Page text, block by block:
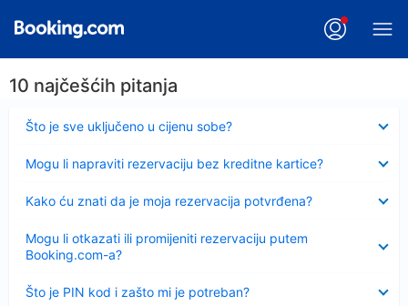
10 najčešćih pitanja
Što je sve uključeno u cijenu sobe?
Sažeto
Mogu li napraviti rezervaciju bez kreditne kartice?
Kako ću znati da je moja rezervacija potvrđena?
Mogu li otkazati ili promijeniti rezervaciju putem
Booking.com-a?
Što je PIN kod i zašto mi je potreban?
Sažeto